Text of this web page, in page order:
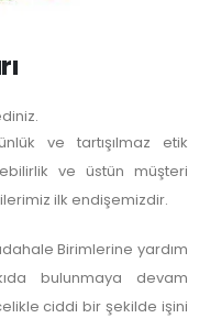
ve tartışılmaz etik
ve üstün müşteri
ilk endişemizdir.
Birimlerine yardım
bulunmaya devam
ciddi bir şekilde işini